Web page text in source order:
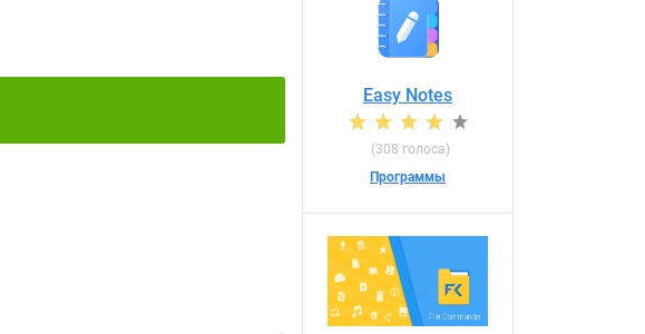
Easy Notes
(308 голоса)
Программы